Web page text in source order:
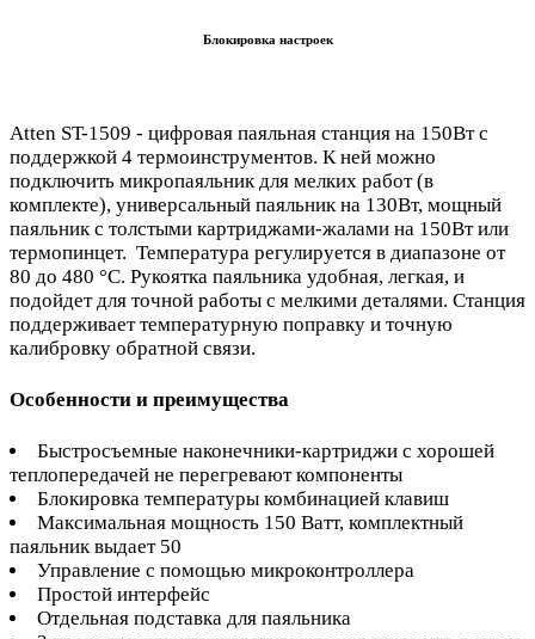
Блокировка настроек
Atten ST-1509 - цифровая паяльная станция на 150Вт с
поддержкой 4 термоинструментов. К ней можно
подключить микропаяльник для мелких работ (в
комплекте), универсальный паяльник на 130Вт, мощный
паяльник с толстыми картриджами-жалами на 150Вт или
термопинцет. Температура регулируется в диапазоне от
80 до 480 °C. Рукоятка паяльника удобная, легкая, и
подойдет для точной работы с мелкими деталями. Станция
поддерживает температурную поправку и точную
калибровку обратной связи.
Особенности и преимущества
Быстросъемные наконечники-картриджи с хорошей
теплопередачей не перегревают компоненты
Блокировка температуры комбинацией клавиш
Максимальная мощность 150 Ватт, комплектный
паяльник выдает 50
Управление с помощью микроконтроллера
Простой интерфейс
Отдельная подставка для паяльника